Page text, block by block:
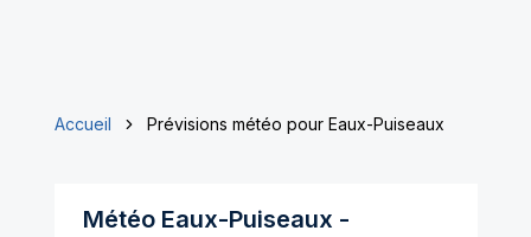
Accueil Prévisions météo pour Eaux-Puiseaux
Météo Eaux-Puiseaux -